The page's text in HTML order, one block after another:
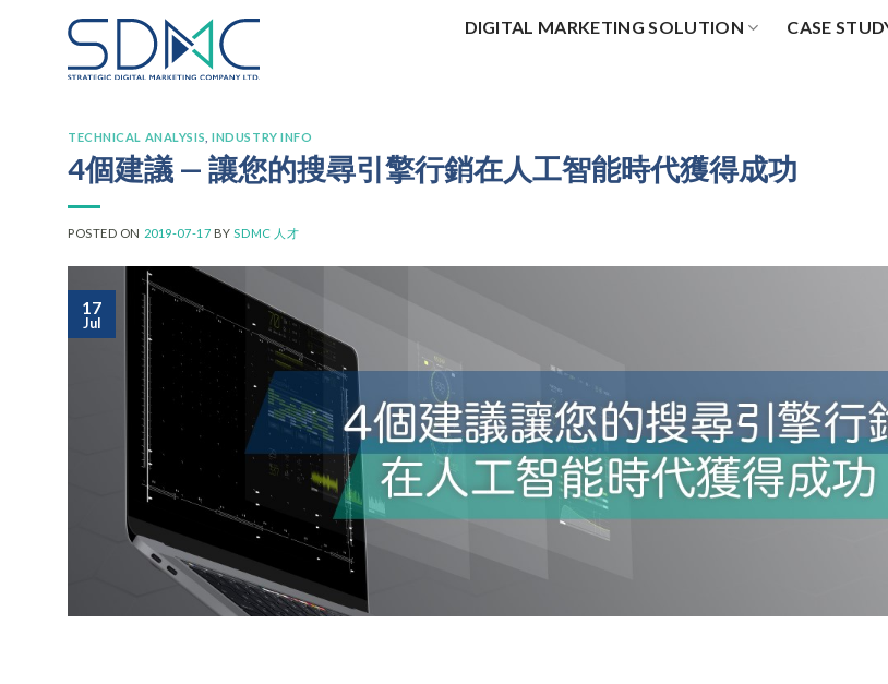
DIGITAL MARKETING SOLUTION CASE
TECHNICAL ANALYSIS ,INDUSTRY INFO
4個建議 — 讓您的搜尋引擎行銷在人工智能時代獲得成功
POSTED ON 2019-07-17 BY SDMC 人才
17
Jul